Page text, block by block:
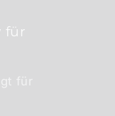
für
für